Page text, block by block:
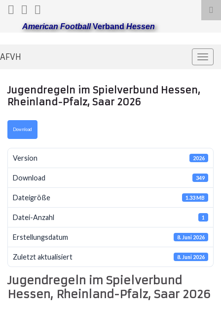
American FootballVerbandHessen
AFVH
Jugendregeln im Spielverbund Hessen,
Rheinland-Pfalz, Saar 2026
Download
Version 2026
Download 349
Dateigröße 1.33 MB
Datei-Anzahl 1
Erstellungsdatum 8. Juni 2026
Zuletzt aktualisiert 8. Juni 2026
Jugendregeln im Spielverbund
Hessen, Rheinland-Pfalz, Saar 2026